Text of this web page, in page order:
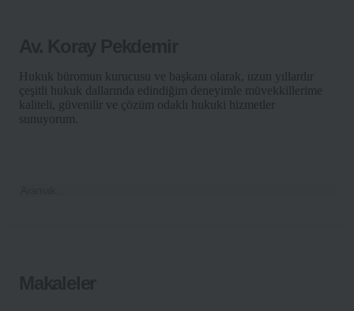
Hukuk büromun kurucusu ve başkanı olarak, uzun yıllardır
çeşitli hukuk dallarında edindiğim deneyimle müvekkillerime
kaliteli, güvenilir ve çözüm odaklı hukuki hizmetler
sunuyorum.